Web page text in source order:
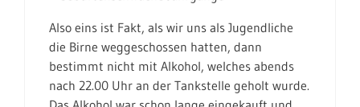
Also eins ist Fakt, als wir uns als Jugendliche
die Birne weggeschossen hatten, dann
bestimmt nicht mit Alkohol, welches abends
nach 22.00 Uhr an der Tankstelle geholt wurde.